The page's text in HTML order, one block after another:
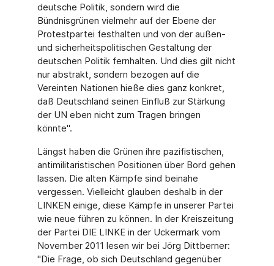
deutsche Politik, sondern wird die
Bündnisgrünen vielmehr auf der Ebene der
Protestpartei festhalten und von der außen-
und sicherheitspolitischen Gestaltung der
deutschen Politik fernhalten. Und dies gilt nicht
nur abstrakt, sondern bezogen auf die
Vereinten Nationen hieße dies ganz konkret,
daß Deutschland seinen Einfluß zur Stärkung
der UN eben nicht zum Tragen bringen
könnte".
Längst haben die Grünen ihre pazifistischen,
antimilitaristischen Positionen über Bord gehen
lassen. Die alten Kämpfe sind beinahe
vergessen. Vielleicht glauben deshalb in der
LINKEN einige, diese Kämpfe in unserer Partei
wie neue führen zu können. In der Kreiszeitung
der Partei DIE LINKE in der Uckermark vom
November 2011 lesen wir bei Jörg Dittberner:
"Die Frage, ob sich Deutschland gegenüber